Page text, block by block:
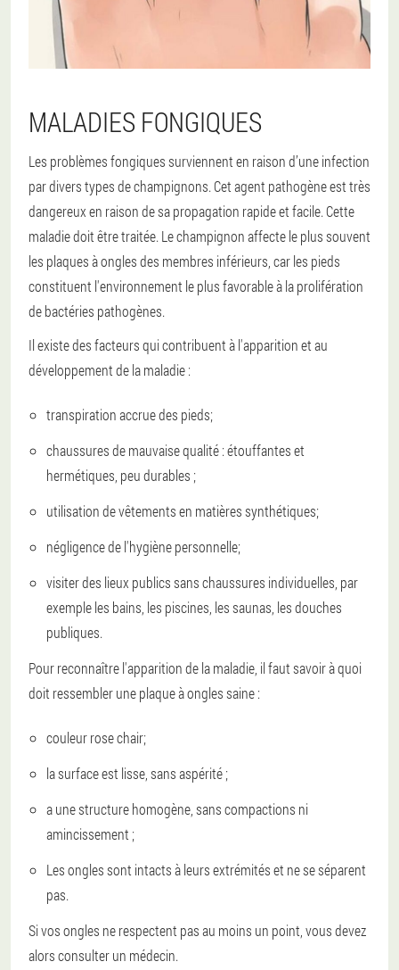
MALADIES FONGIQUES
Les problèmes fongiques surviennent en raison d’une infection
par divers types de champignons. Cet agent pathogène est très
dangereux en raison de sa propagation rapide et facile. Cette
maladie doit être traitée. Le champignon affecte le plus souvent
les plaques à ongles des membres inférieurs, car les pieds
constituent l'environnement le plus favorable à la prolifération
de bactéries pathogènes.
Il existe des facteurs qui contribuent à l'apparition et au
développement de la maladie :
transpiration accrue des pieds;
chaussures de mauvaise qualité : étouffantes et
hermétiques, peu durables ;
utilisation de vêtements en matières synthétiques;
négligence de l'hygiène personnelle;
visiter des lieux publics sans chaussures individuelles, par
exemple les bains, les piscines, les saunas, les douches
publiques.
Pour reconnaître l'apparition de la maladie, il faut savoir à quoi
doit ressembler une plaque à ongles saine :
couleur rose chair;
la surface est lisse, sans aspérité ;
a une structure homogène, sans compactions ni
amincissement ;
Les ongles sont intacts à leurs extrémités et ne se séparent
pas.
Si vos ongles ne respectent pas au moins un point, vous devez
alors consulter un médecin.